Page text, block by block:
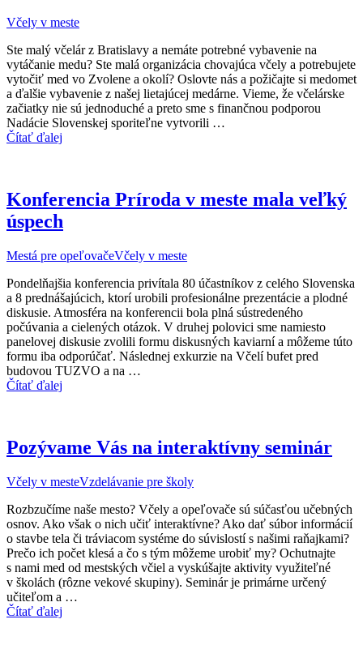
Včely v meste
Ste malý včelár z Bratislavy a nemáte potrebné vybavenie na
vytáčanie medu? Ste malá organizácia chovajúca včely a potrebujete
vytočiť med vo Zvolene a okolí? Oslovte nás a požičajte si medomet
a ďalšie vybavenie z našej lietajúcej medárne. Vieme, že včelárske
začiatky nie sú jednoduché a preto sme s finančnou podporou
Nadácie Slovenskej sporiteľne vytvorili …
Čítať ďalej
Konferencia Príroda v meste mala veľký
úspech
Mestá pre opeľovačeVčely v meste
Pondelňajšia konferencia privítala 80 účastníkov z celého Slovenska
a 8 prednášajúcich, ktorí urobili profesionálne prezentácie a plodné
diskusie. Atmosféra na konferencii bola plná sústredeného
počúvania a cielených otázok. V druhej polovici sme namiesto
panelovej diskusie zvolili formu diskusných kaviarní a môžeme túto
formu iba odporúčať. Následnej exkurzie na Včelí bufet pred
budovou TUZVO a na …
Čítať ďalej
Pozývame Vás na interaktívny seminár
Včely v mesteVzdelávanie pre školy
Rozbzučíme naše mesto? Včely a opeľovače sú súčasťou učebných
osnov. Ako však o nich učiť interaktívne? Ako dať súbor informácií
o stavbe tela či tráviacom systéme do súvislostí s našimi raňajkami?
Prečo ich počet klesá a čo s tým môžeme urobiť my? Ochutnajte
s nami med od mestských včiel a vyskúšajte aktivity využiteľné
v školách (rôzne vekové skupiny). Seminár je primárne určený
učiteľom a …
Čítať ďalej